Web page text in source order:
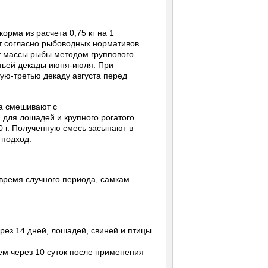
из расчета 0,75 кг на 1
рыбоводных нормативов
массы рыбы методом группового
декады июня-июля. При
третью декаду августа перед
смешивают с
лошадей и крупного рогатого
г. Полученную смесь засыпают в
случного периода, самкам
14 дней, лошадей, свиней и птицы
через 10 суток после применения